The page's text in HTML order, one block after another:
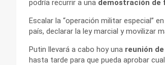
podría recurrir a una demostración de
Escalar la “operación militar especial”
país, declarar la ley marcial y movilizar
Putin llevará a cabo hoy una reunión
hasta tarde para que pueda aprobar